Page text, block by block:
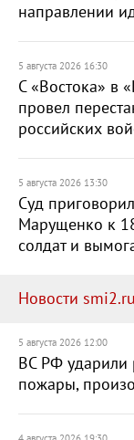
направлении
5 августа 2026 16:30
С «Востока» в
провел
российских
5 августа 2026 13:30
Суд
Марущенко к
солдат и
Новости smi2.ru
5 августа 2026 12:00
ВС РФ ударили
пожары,